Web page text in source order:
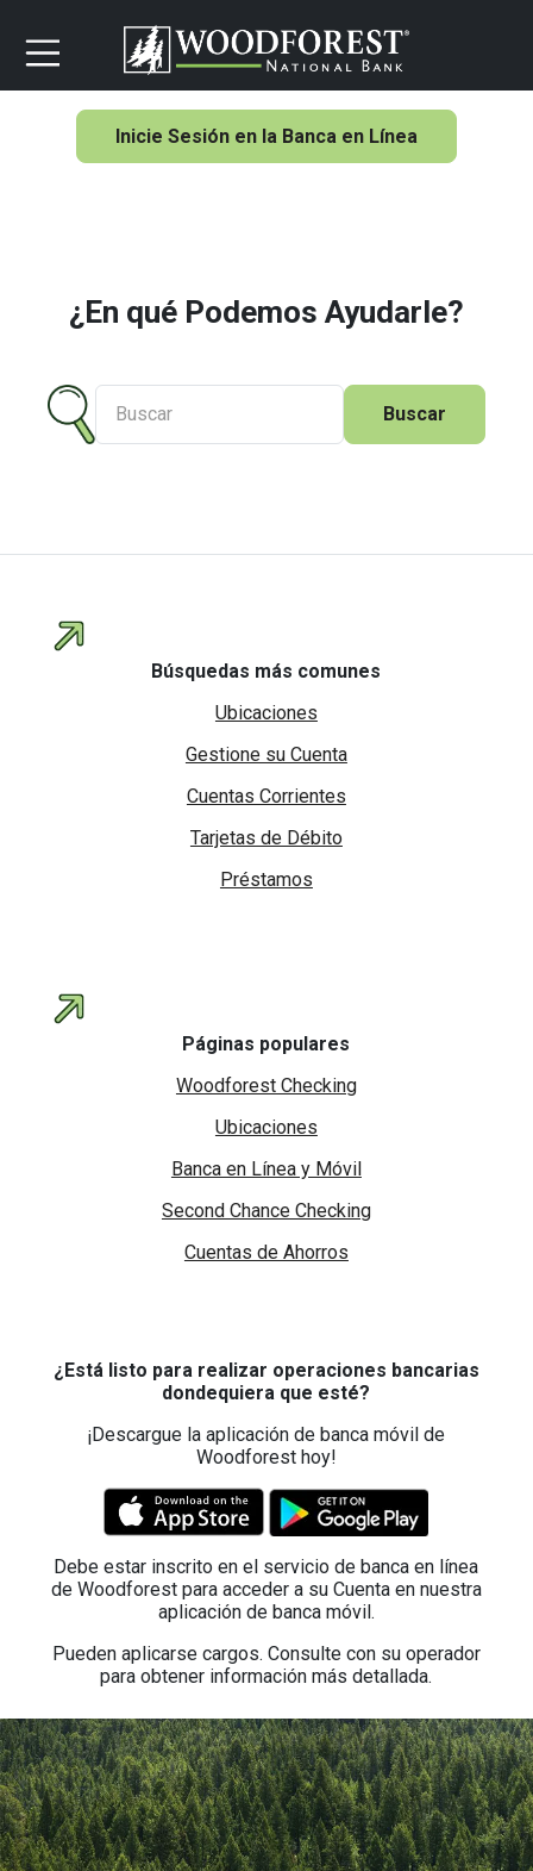
Inicie Sesión en la Banca en Línea
¿En qué Podemos Ayudarle?
Buscar
Búsquedas más comunes
Ubicaciones
Gestione su Cuenta
Cuentas Corrientes
Tarjetas de Débito
Préstamos
Páginas populares
Woodforest Checking
Ubicaciones
Banca en Línea y Móvil
Second Chance Checking
Cuentas de Ahorros
¿Está listo para realizar operaciones bancarias
dondequiera que esté?
¡Descargue la aplicación de banca móvil de
Woodforest hoy!
Debe estar inscrito en el servicio de banca en línea
de Woodforest para acceder a su Cuenta en nuestra
aplicación de banca móvil.
Pueden aplicarse cargos. Consulte con su operador
para obtener información más detallada.